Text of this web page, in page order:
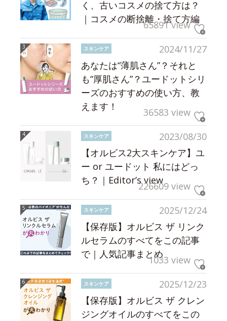
く、古いコスメの捨て方は？
｜コスメの断捨離・捨て方編
65891 view
2024/11/27
スキンケア
あなたは“薄肌さん”？それと
も“厚肌さん”？ユードットシリ
ーズのおすすめの使い方、教
えます！
36583 view
2023/08/30
スキンケア
【オルビス2大スキンケア】ユ
ー or ユードット 私にはどっ
ち？｜Editor’s view226609 view
2025/12/24
スキンケア
【保存版】オルビス ザ リンク
ルセラムのすべてをこの記事
で｜人気記事まとめ1033 view
2025/12/23
スキンケア
【保存版】オルビス ザ クレン
ジングオイルのすべてをこの